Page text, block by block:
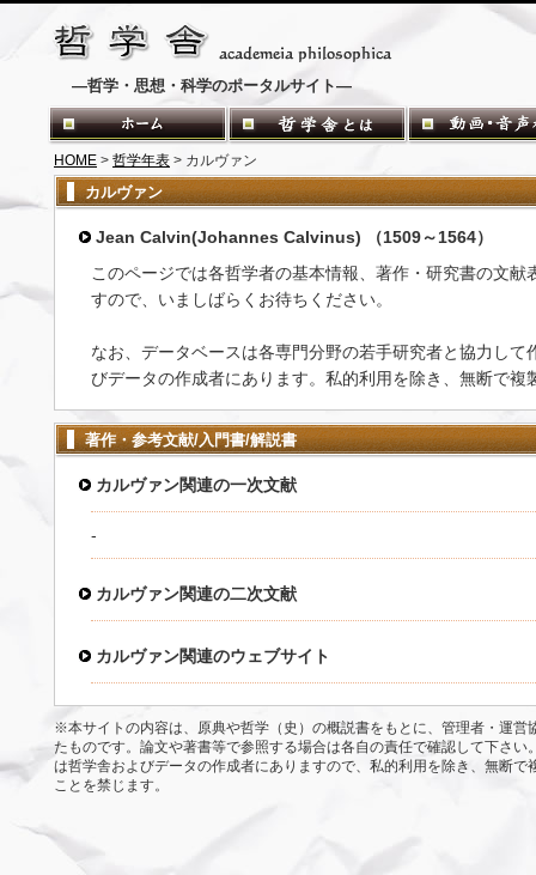
―哲学・思想・科学のポータルサイト―
HOME > 哲学年表 > カルヴァン
カルヴァン
Jean Calvin(Johannes Calvinus) （1509～1564）
このページでは各哲学者の基本情報、著作・研究書の文
すので、いましばらくお待ちください。
なお、データベースは各専門分野の若手研究者と協力し
びデータの作成者にあります。私的利用を除き、無断で複
著作・参考文献/入門書/解説書
カルヴァン関連の一次文献
-
カルヴァン関連の二次文献
カルヴァン関連のウェブサイト
※本サイトの内容は、原典や哲学（史）の概説書をもとに、管理者・運営
たものです。論文や著書等で参照する場合は各自の責任で確認して下さい
は哲学舎およびデータの作成者にありますので、私的利用を除き、無断で
ことを禁じます。